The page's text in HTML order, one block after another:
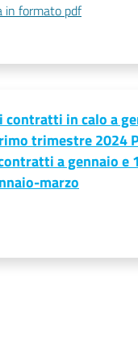
in formato pdf
contratti in calo a
trimestre 2024
a gennaio e
marzo